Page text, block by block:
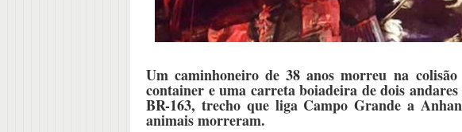
Um caminhoneiro de 38 anos morreu na
container e uma carreta boiadeira de dois andare
BR-163, trecho que liga Campo Grande a
animais morreram.